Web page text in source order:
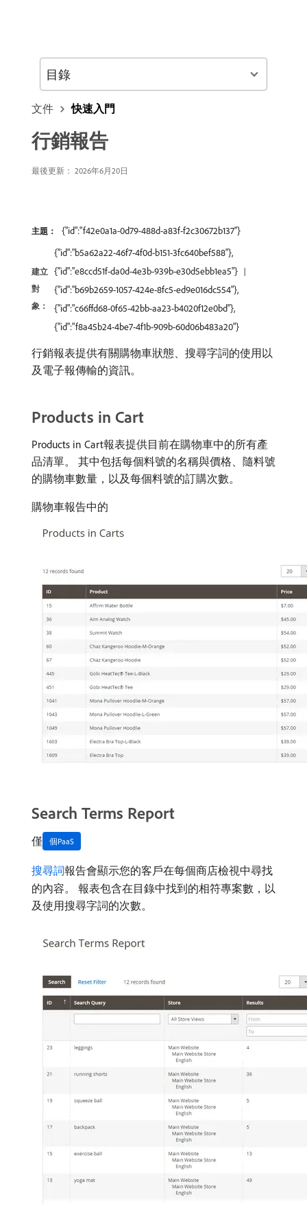
文件 快速入門
行銷報告
最後更新： 2026年6月20日
主題： {"id":"f42e0a1a-0d79-488d-a83f-f2c30672b137"}
建立
對
象：
{"id":"b5a62a22-46f7-4f0d-b151-3fc640bef588"},
{"id":"e8ccd51f-da0d-4e3b-939b-e30d5ebb1ea5"}
{"id":"b69b2659-1057-424e-8fc5-ed9e016dc554"},
{"id":"c66ffd68-0f65-42bb-aa23-b4020f12e0bd"},
{"id":"f8a45b24-4be7-4f1b-909b-60d06b483a20"}
行銷報表提供有關購物車狀態、搜尋字詞的使用以
及電子報傳輸的資訊。
Products in Cart
Products in Cart報表提供目前在購物車中的所有產
品清單。 其中包括每個料號的名稱與價格、隨料號
的購物車數量，以及每個料號的訂購次數。
購物車報告中的
Search Terms Report
僅 個PaaS
搜尋詞報告會顯示您的客戶在每個商店檢視中尋找
的內容。 報表包含在目錄中找到的相符專案數，以
及使用搜尋字詞的次數。
目錄